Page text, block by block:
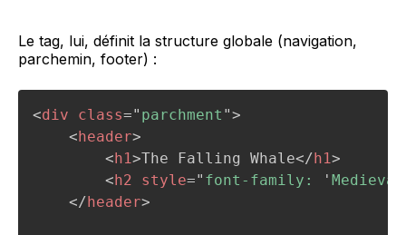
Le tag, lui, définit la structure globale (navigation,
parchemin, footer) :
<div class=" parchment ">
<header>
<h1 >The Falling Whale</h1 >
<h2 style=" font-family: '
</header>